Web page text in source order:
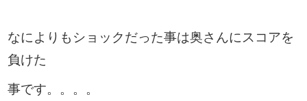
なによりもショックだった事は奥さんにスコアを
負けた
事です。。。。